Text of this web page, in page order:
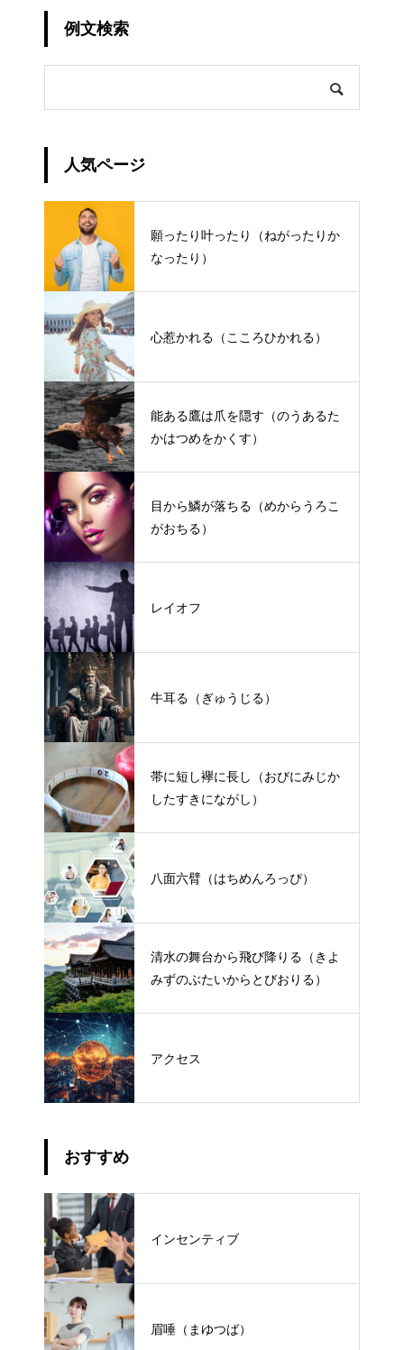
例文検索
人気ページ
願ったり叶ったり（ねがったりか
なったり）
心惹かれる（こころひかれる）
能ある鷹は爪を隠す（のうあるた
かはつめをかくす）
目から鱗が落ちる（めからうろこ
がおちる）
レイオフ
牛耳る（ぎゅうじる）
帯に短し襷に長し（おびにみじか
したすきにながし）
八面六臂（はちめんろっぴ）
清水の舞台から飛び降りる（きよ
みずのぶたいからとびおりる）
アクセス
おすすめ
インセンティブ
眉唾（まゆつば）